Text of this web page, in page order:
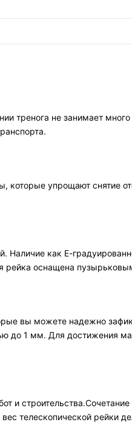
тренога не занимает
которые упрощают снятие
Наличие как Е-
рейка оснащена
вы можете надежно
до 1 мм. Для достижения
телескопической рейки